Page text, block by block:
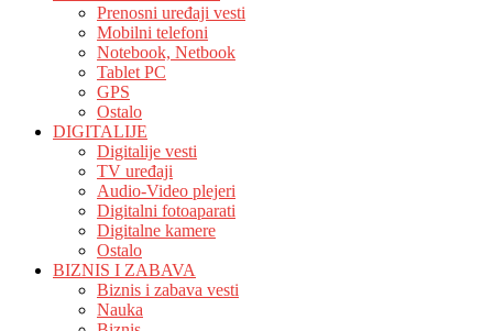
Prenosni uređaji vesti
Mobilni telefoni
Notebook, Netbook
Tablet PC
GPS
Ostalo
DIGITALIJE
Digitalije vesti
TV uređaji
Audio-Video plejeri
Digitalni fotoaparati
Digitalne kamere
Ostalo
BIZNIS I ZABAVA
Biznis i zabava vesti
Nauka